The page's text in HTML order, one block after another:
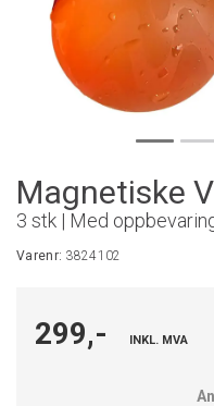
Magnetiske
3 stk | Med
Varenr: 3824102
299,- INKL. MVA